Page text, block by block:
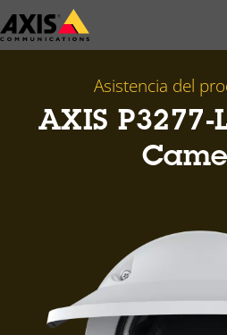
Saltar
al
Asistencia del
AXIS P3277-